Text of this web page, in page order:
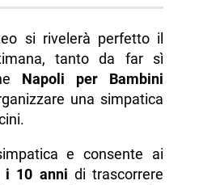
si rivelerà perfetto il
tanto da far sì
Napoli per Bambini
una simpatica
e consente ai
i 10 anni di trascorrere